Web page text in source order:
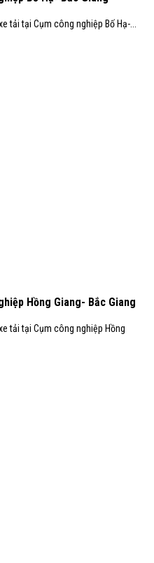
tải tại Cụm công nghiệp Bố Hạ-...
Hồng Giang- Bắc Giang
tải tại Cụm công nghiệp Hồng